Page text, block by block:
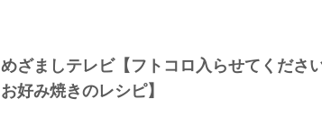
めざましテレビ【フトコロ入らせてくださ
お好み焼きのレシピ】